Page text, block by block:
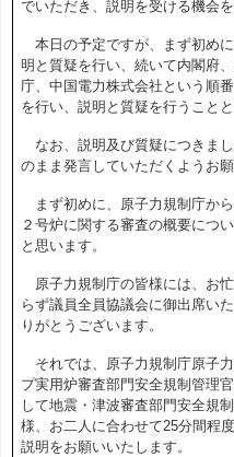
でいただき、説明を受ける機会を
本日の予定ですが、まず初めに
明と質疑を行い、続いて内閣府
庁、中国電力株式会社という順番
を行い、説明と質疑を行うことと
なお、説明及び質疑につきまし
のまま発言していただくようお願
まず初めに、原子力規制庁から
２号炉に関する審査の概要につ
と思います。
原子力規制庁の皆様には、お忙
らず議員全員協議会に御出席いた
りがとうございます。
それでは、原子力規制庁原子力
プ実用炉審査部門安全規制管理官
して地震・津波審査部門安全規制
様、お二人に合わせて25分間程
説明をお願いいたします。